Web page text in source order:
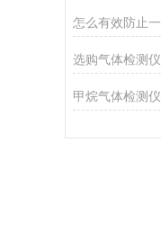
怎么有效防止
选购气体检测